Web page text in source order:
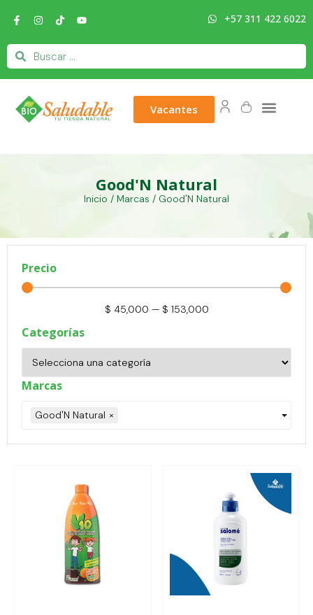
+57 311 422 6022
Vacantes
Good'N Natural
Inicio / Marcas / Good'N Natural
Precio
$ 45,000 — $ 153,000
Categorías
Marcas
Good'N Natural ×